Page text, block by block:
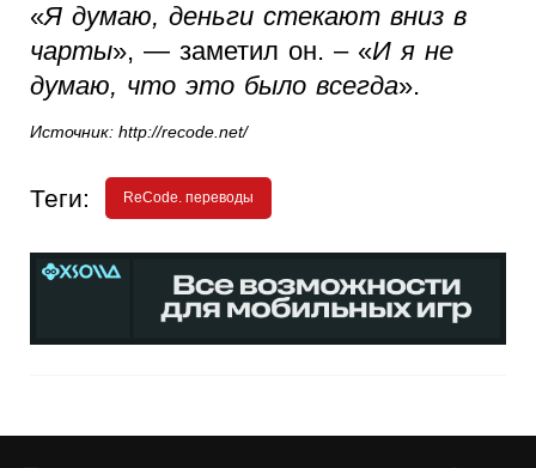
«Я думаю, деньги стекают вниз в
чарты», — заметил он. – «И я не
думаю, что это было всегда».
Источник: http://recode.net/
Теги: ReCode. переводы